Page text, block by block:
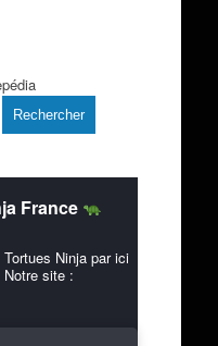
Rechercher
France
Ninja par ici
Notre site :